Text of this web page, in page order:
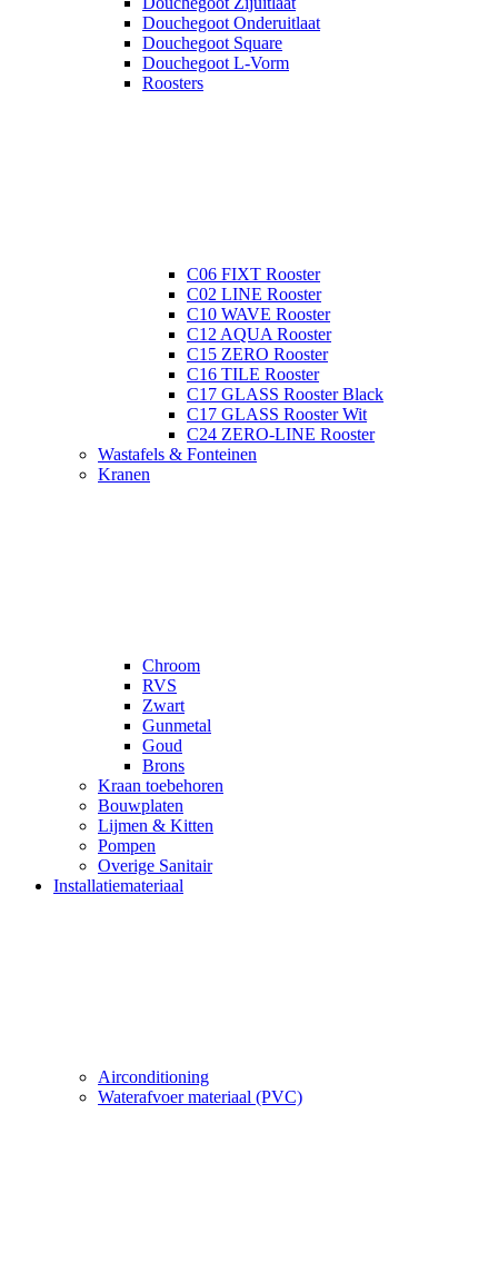
Douchegoot Onderuitlaat
Douchegoot Square
Douchegoot L-Vorm
Roosters
C06 FIXT Rooster
C02 LINE Rooster
C10 WAVE Rooster
C12 AQUA Rooster
C15 ZERO Rooster
C16 TILE Rooster
C17 GLASS Rooster Black
C17 GLASS Rooster Wit
C24 ZERO-LINE Rooster
Wastafels & Fonteinen
Kranen
Chroom
RVS
Zwart
Gunmetal
Goud
Brons
Kraan toebehoren
Bouwplaten
Lijmen & Kitten
Pompen
Overige Sanitair
Installatiemateriaal
Airconditioning
Waterafvoer materiaal (PVC)